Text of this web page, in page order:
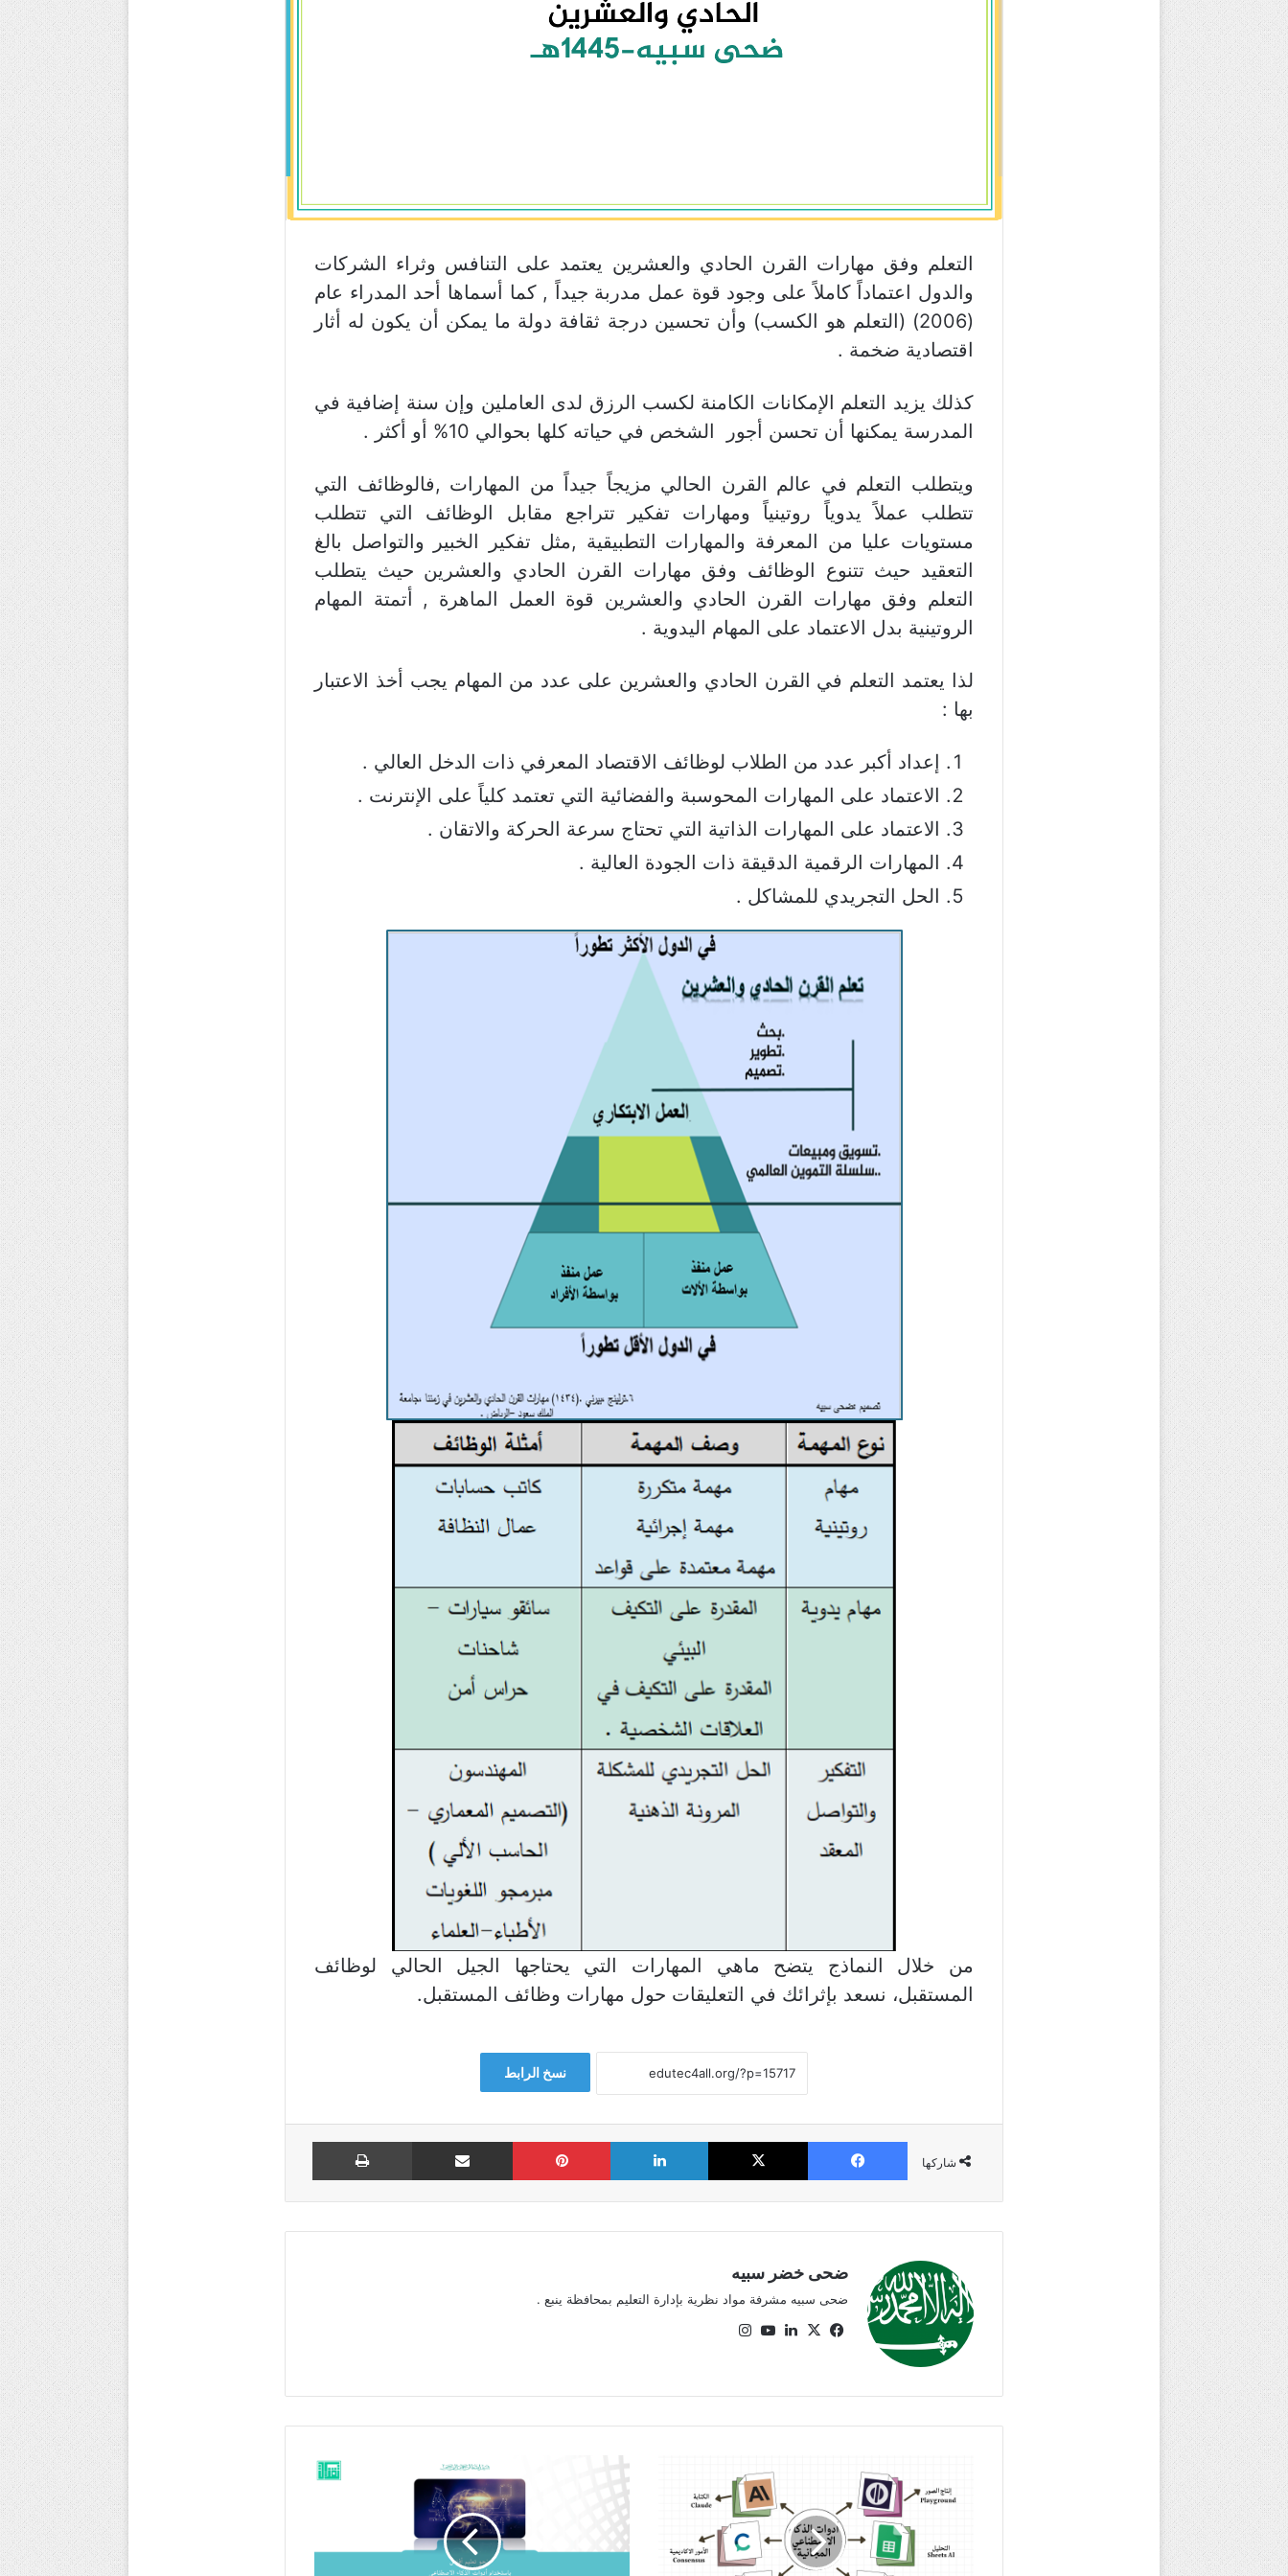
التعلم وفق مهارات القرن الحادي والعشرين يعتمد على التنافس وثراء الشركات
والدول اعتماداً كاملاً على وجود قوة عمل مدربة جيداً , كما أسماها أحد المدراء عام
(2006) (التعلم هو الكسب) وأن تحسين درجة ثقافة دولة ما يمكن أن يكون له أثار
اقتصادية ضخمة .
كذلك يزيد التعلم الإمكانات الكامنة لكسب الرزق لدى العاملين وإن سنة إضافية في
المدرسة يمكنها أن تحسن أجور الشخص في حياته كلها بحوالي 10% أو أكثر .
ويتطلب التعلم في عالم القرن الحالي مزيجاً جيداً من المهارات ,فالوظائف التي
تتطلب عملاً يدوياً روتينياً ومهارات تفكير تتراجع مقابل الوظائف التي تتطلب
مستويات عليا من المعرفة والمهارات التطبيقية ,مثل تفكير الخبير والتواصل بالغ
التعقيد حيث تتنوع الوظائف وفق مهارات القرن الحادي والعشرين حيث يتطلب
التعلم وفق مهارات القرن الحادي والعشرين قوة العمل الماهرة , أتمتة المهام
الروتينية بدل الاعتماد على المهام اليدوية .
لذا يعتمد التعلم في القرن الحادي والعشرين على عدد من المهام يجب أخذ الاعتبار
بها :
إعداد أكبر عدد من الطلاب لوظائف الاقتصاد المعرفي ذات الدخل العالي .
الاعتماد على المهارات المحوسبة والفضائية التي تعتمد كلياً على الإنترنت .
الاعتماد على المهارات الذاتية التي تحتاج سرعة الحركة والاتقان .
المهارات الرقمية الدقيقة ذات الجودة العالية .
الحل التجريدي للمشاكل .
من خلال النماذج يتضح ماهي المهارات التي يحتاجها الجيل الحالي لوظائف
المستقبل، نسعد بإثرائك في التعليقات حول مهارات وظائف المستقبل.
نسخ الرابط
شاركها
فيسبوك ‫X لينكدإن بينتيريست مشاركة عبر البريد طباعة
ضحى خضر سبيه
ضحى سبيه مشرفة مواد نظرية بإدارة التعليم بمحافظة ينبع .
فيسبوك
‫X لينكدإن‫YouTube
أدوات
الاصطناعي
نحو
تعليم
أفضل
باستخدام
أدوات